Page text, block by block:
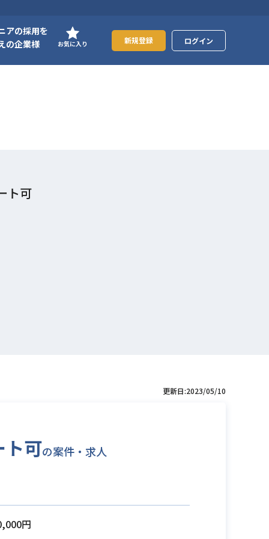
アの採用を
の企業様
お気に入り 新規登録 ログイン
ト可
更新日:2023/05/10
可の案件・求人
円